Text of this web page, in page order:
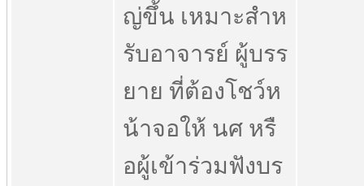
ญ่ขึ้น เหมาะสำห
รับอาจารย์ ผู้บรร
ยาย ที่ต้องโชว์ห
น้าจอให้ นศ หรื
อผู้เข้าร่วมฟังบร